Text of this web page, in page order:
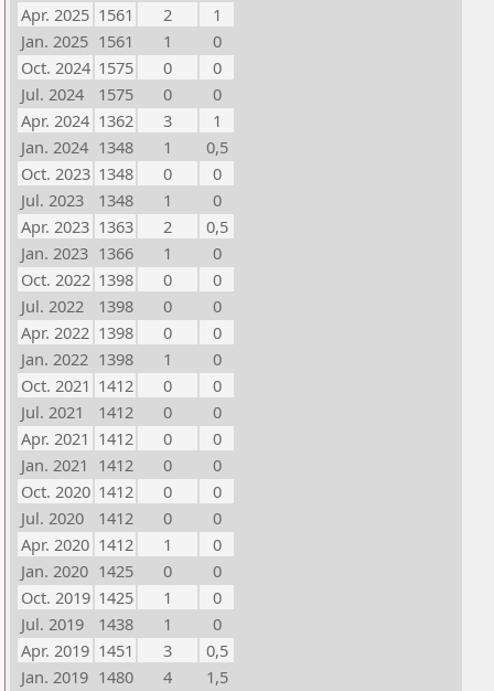
Apr. 2025 1561 2
1
Jan. 2025 1561 1
0
Oct. 2024 1575 0
0
Jul. 2024
1575 0
0
Apr. 2024 1362 3
1
Jan. 2024 1348 1
0,5
Oct. 2023 1348 0
0
Jul. 2023
1348 1
0
Apr. 2023 1363 2
0,5
Jan. 2023 1366 1
0
Oct. 2022 1398 0
0
Jul. 2022
1398 0
0
Apr. 2022 1398 0
0
Jan. 2022 1398 1
0
Oct. 2021 1412 0
0
Jul. 2021
1412 0
0
Apr. 2021 1412 0
0
Jan. 2021 1412 0
0
Oct. 2020 1412 0
0
Jul. 2020
1412 0
0
Apr. 2020 1412 1
0
Jan. 2020 1425 0
0
Oct. 2019 1425 1
0
Jul. 2019
1438 1
0
Apr. 2019 1451 3
0,5
Jan. 2019 1480 4
1,5